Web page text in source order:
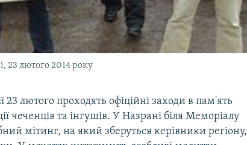
23 лютого 2014 року
23 лютого проходять офіційні заходи в пам'ять
чеченців та інгушів. У Назрані біля Меморіалу
мітинг, на який зберуться керівники регіону,